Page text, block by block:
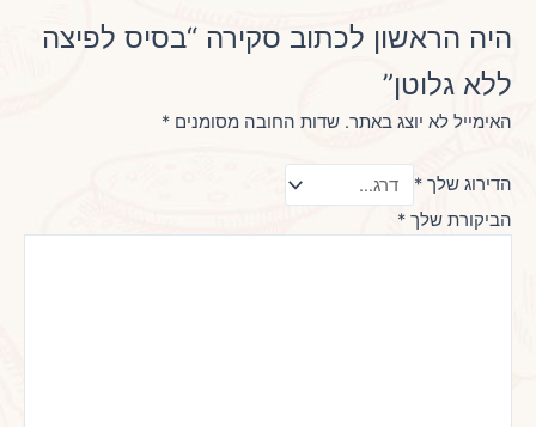
היה הראשון לכתוב סקירה “בסיס לפיצה
ללא גלוטן”
האימייל לא יוצג באתר. שדות החובה מסומנים *
הדירוג שלך *
הביקורת שלך *